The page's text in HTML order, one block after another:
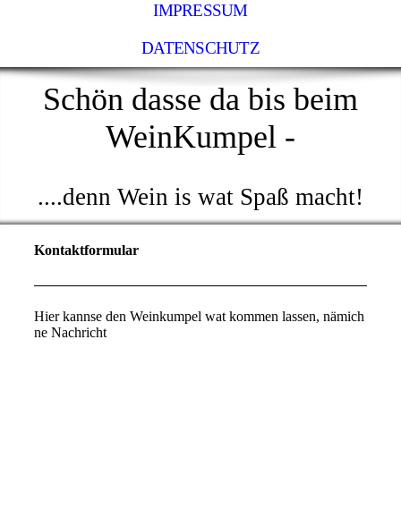
IMPRESSUM
DATENSCHUTZ
Schön dasse da bis beim
WeinKumpel -
....denn Wein is wat Spaß macht!
Kontaktformular
Hier kannse den Weinkumpel wat kommen lassen, nämich
ne Nachricht